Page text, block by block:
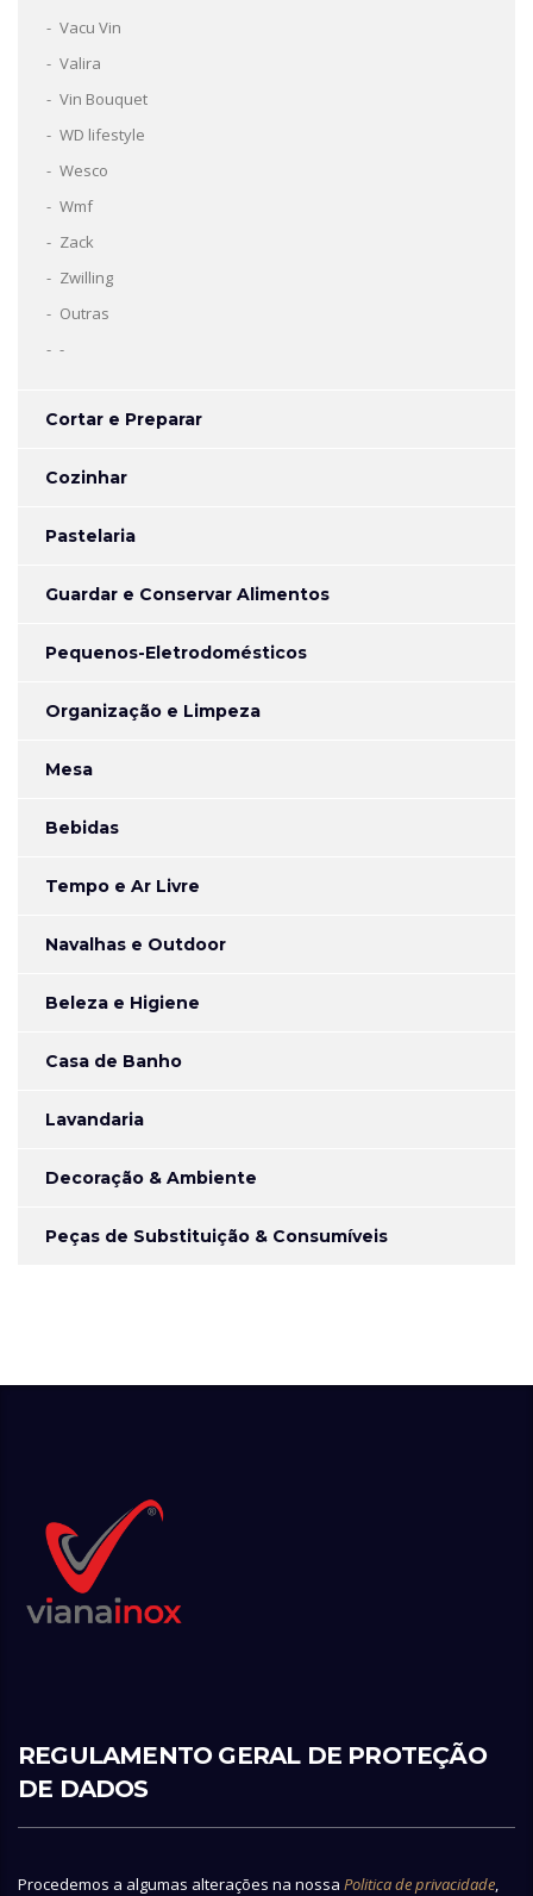
Vacu Vin
Valira
Vin Bouquet
WD lifestyle
Wesco
Wmf
Zack
Zwilling
Outras
-
Cortar e Preparar
Cozinhar
Pastelaria
Guardar e Conservar Alimentos
Pequenos-Eletrodomésticos
Organização e Limpeza
Mesa
Bebidas
Tempo e Ar Livre
Navalhas e Outdoor
Beleza e Higiene
Casa de Banho
Lavandaria
Decoração & Ambiente
Peças de Substituição & Consumíveis
REGULAMENTO GERAL DE PROTEÇÃO
DE DADOS
Procedemos a algumas alterações na nossa Politica de privacidade,